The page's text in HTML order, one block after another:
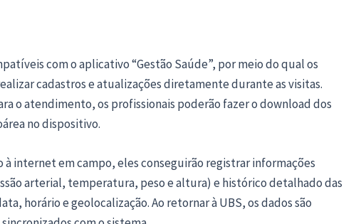
com o aplicativo “Gestão Saúde”, por meio do qual os
cadastros e atualizações diretamente durante as visitas.
o atendimento, os profissionais poderão fazer o download dos
no dispositivo.
à internet em campo, eles conseguirão registrar informações
arterial, temperatura, peso e altura) e histórico detalhado das
horário e geolocalização. Ao retornar à UBS, os dados são